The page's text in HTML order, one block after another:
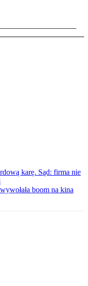
karę. Sąd: firma nie
boom na kina